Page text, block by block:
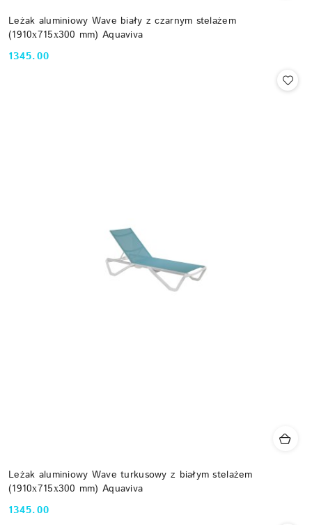
Leżak aluminiowy Wave biały z czarnym stelażem
(1910х715х300 mm) Aquaviva
Cena:
1345.00
Leżak aluminiowy Wave turkusowy z białym stelażem
(1910х715х300 mm) Aquaviva
Cena:
1345.00